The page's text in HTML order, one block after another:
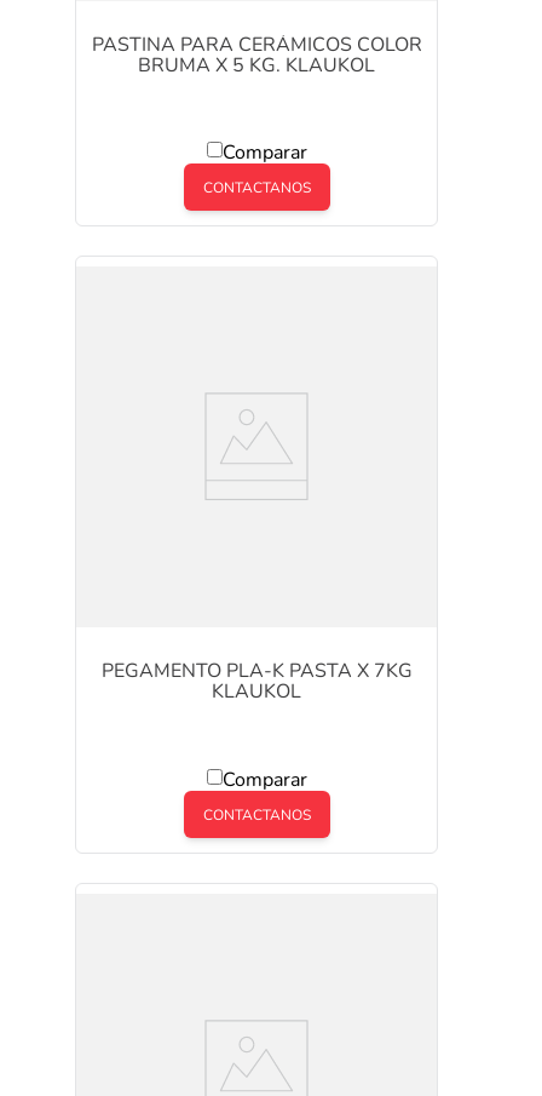
PASTINA PARA CERÁMICOS COLOR
BRUMA X 5 KG. KLAUKOL
Comparar
CONTACTANOS
PEGAMENTO PLA-K PASTA X 7KG
KLAUKOL
Comparar
CONTACTANOS